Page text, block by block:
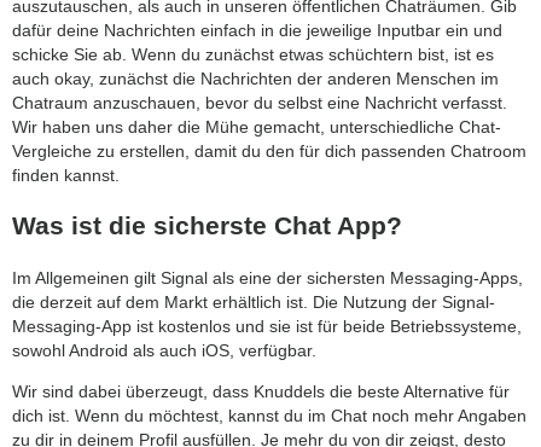
auszutauschen, als auch in unseren öffentlichen Chaträumen. Gib
dafür deine Nachrichten einfach in die jeweilige Inputbar ein und
schicke Sie ab. Wenn du zunächst etwas schüchtern bist, ist es
auch okay, zunächst die Nachrichten der anderen Menschen im
Chatraum anzuschauen, bevor du selbst eine Nachricht verfasst.
Wir haben uns daher die Mühe gemacht, unterschiedliche Chat-
Vergleiche zu erstellen, damit du den für dich passenden Chatroom
finden kannst.
Was ist die sicherste Chat App?
Im Allgemeinen gilt Signal als eine der sichersten Messaging-Apps,
die derzeit auf dem Markt erhältlich ist. Die Nutzung der Signal-
Messaging-App ist kostenlos und sie ist für beide Betriebssysteme,
sowohl Android als auch iOS, verfügbar.
Wir sind dabei überzeugt, dass Knuddels die beste Alternative für
dich ist. Wenn du möchtest, kannst du im Chat noch mehr Angaben
zu dir in deinem Profil ausfüllen. Je mehr du von dir zeigst, desto